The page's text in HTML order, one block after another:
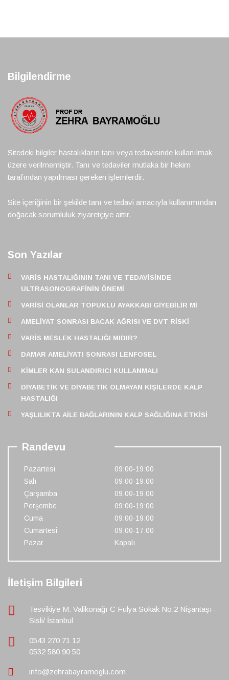
Bilgilendirme
Sitedeki bilgiler hastalıkların tanı veya tedavisinde kullanılmak
üzere verilmemiştir. Tanı ve tedaviler mutlaka bir hekim
tarafından yapılması gereken işlemlerdir.
Site içeriğinin bir şekilde tanı ve tedavi amacıyla kullanımından
doğacak sorumluluk ziyaretçiye aittir.
Son Yazılar
VARIS HASTALIĞININ TANI VE TEDAVISINDE
ULTRASONOGRAFININ ÖNEMI
VARISI OLANLAR TOPUKLU AYAKKABI GIYEBILIR MI
AMELIYAT SONRASI BACAK AĞRISI VE DVT RISKI
VARIS MESLEK HASTALIĞI MIDIR?
DAMAR AMELIYATI SONRASI LENFOSEL
KIMLER KAN SULANDIRICI KULLANMALI
DIYABETIK VE DIYABETIK OLMAYAN KIŞILERDE KALP
HASTALIĞI
YAŞLILIKTA AILE BAĞLARININ KALP SAĞLIĞINA ETKISI
Randevu
Pazartesi
09:00-19:00
Salı
09:00-19:00
Çarşamba
09:00-19:00
Perşembe
09:00-19:00
Cuma
09:00-19:00
Cumartesi
09:00-17:00
Pazar
Kapalı
İletişim Bilgileri
Tesvikiye M. Valikonağı C Fulya Sokak No:2 Nişantaşı-
Sisli/ İstanbul
0543 270 71 12
0532 580 90 50
info@zehrabayramoglu.com